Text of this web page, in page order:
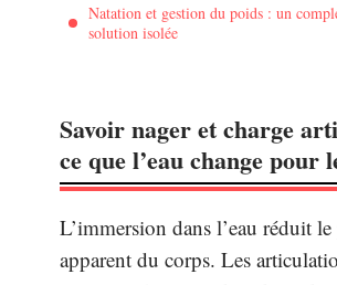
Natation et gestion du poids : un
solution isolée
Savoir nager et charge
ce que l’eau change pour
L’immersion dans l’eau réduit
apparent du corps. Les